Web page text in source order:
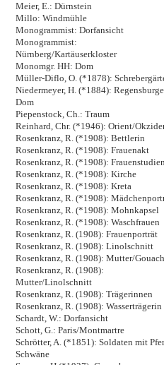
Meier, E.: Dürnstein
Millo: Windmühle
Monogrammist: Dorfansicht
Monogrammist:
Nürnberg/Kartäuserkloster
Monomgr. HH: Dom
Müller-Diflo, O. (*1878):
Niedermeyer, H. (*1884):
Dom
Piepenstock, Ch.: Traum
Reinhard, Chr. (*1946): Orient/
Rosenkranz, R. (*1908): Bettlerin
Rosenkranz, R. (*1908): Frauenakt
Rosenkranz, R. (*1908): Frauenstudien
Rosenkranz, R. (*1908): Kirche
Rosenkranz, R. (*1908): Kreta
Rosenkranz, R. (*1908):
Rosenkranz, R. (*1908): Mohnkapsel
Rosenkranz, R. (*1908): Waschfrauen
Rosenkranz, R. (1908): Frauenporträt
Rosenkranz, R. (1908): Linolschnitt
Rosenkranz, R. (1908): Mutter/
Rosenkranz, R. (1908):
Mutter/Linolschnitt
Rosenkranz, R. (1908): Trägerinnen
Rosenkranz, R. (1908): Wasserträgerin
Schardt, W.: Dorfansicht
Schott, G.: Paris/Montmartre
Schrötter, A. (*1851): Soldaten mit
Schwäne